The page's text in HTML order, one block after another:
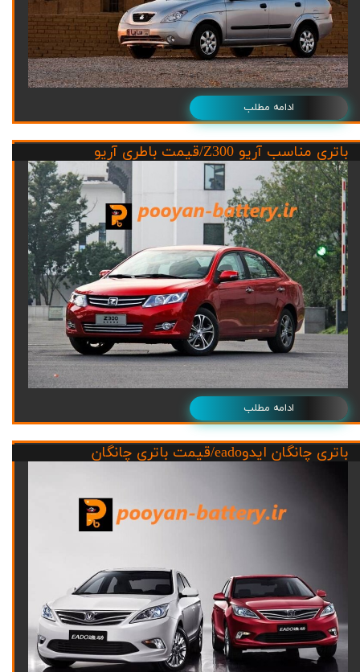
ادامه مطلب
باتری مناسب آریو Z300/قیمت باطری آریو
ادامه مطلب
باتری چانگان ایدوeado/قیمت باتری چانگان